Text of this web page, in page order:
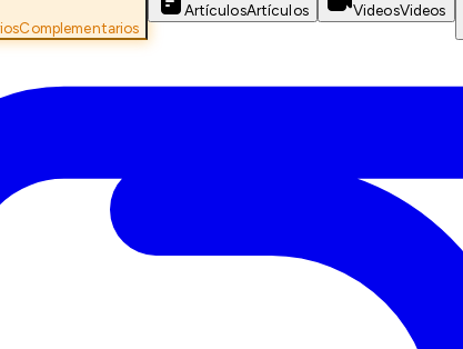
Complementarios
ArtículosArtículos VideosVideos